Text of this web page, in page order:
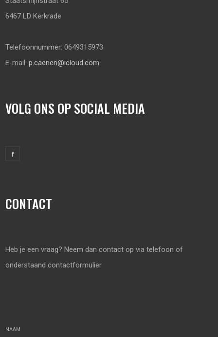
6467 LD Kerkrade
Telefoonnummer: 0649315973
E-mail:p.caenen@icloud.com
VOLG ONS OP SOCIAL MEDIA
CONTACT
Heb je een vraag? Neem dan contact op via telefoon of
onderstaand contactformulier
NAAM